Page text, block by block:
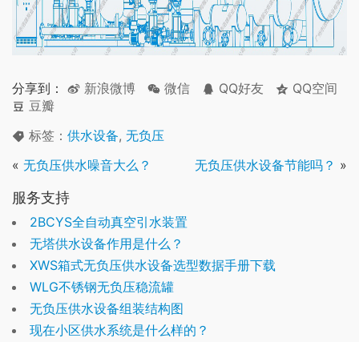
分享到： 新浪微博 微信 QQ好友
QQ空间
豆瓣
标签： 供水设备, 无负压
« 无负压供水噪音大么？ 无负压供水设备节能吗？ »
服务支持
2BCYS全自动真空引水装置
无塔供水设备作用是什么？
XWS箱式无负压供水设备选型数据手册下载
WLG不锈钢无负压稳流罐
无负压供水设备组装结构图
现在小区供水系统是什么样的？